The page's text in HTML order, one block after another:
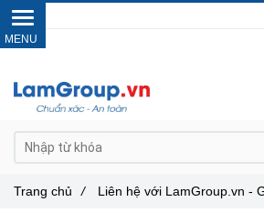
Trang chủ / Liên hệ với LamGroup.vn -